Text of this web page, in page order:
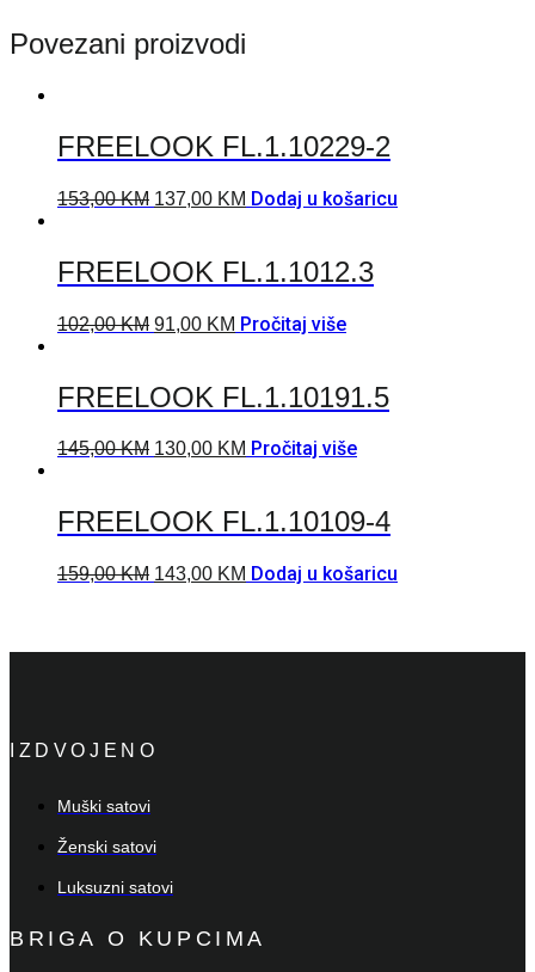
Povezani proizvodi
FREELOOK FL.1.10229-2
153,00KM 137,00 KM Dodaj u košaricu
FREELOOK FL.1.1012.3
102,00KM 91,00 KM Pročitaj više
FREELOOK FL.1.10191.5
145,00KM 130,00 KM Pročitaj više
FREELOOK FL.1.10109-4
159,00KM 143,00 KM Dodaj u košaricu
IZDVOJENO
Muški satovi
Ženski satovi
Luksuzni satovi
BRIGA O KUPCIMA